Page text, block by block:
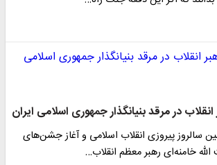
در مرقد بنیانگذار جمهوری اسلامی ایران
سالروز پیروزی انقلاب اسلامی و آغاز جشن‌های
خامنه‌ای رهبر معظم انقلاب…